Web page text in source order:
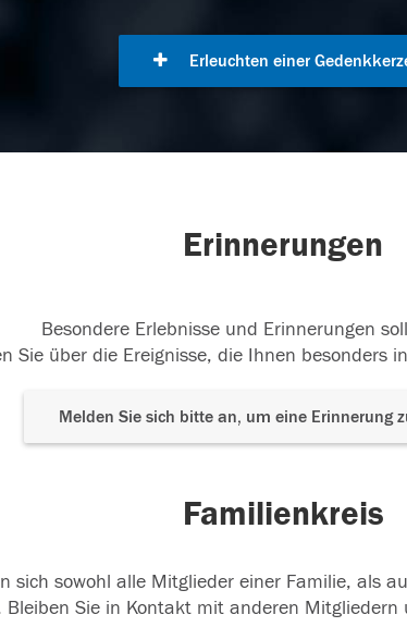
Erleuchten einer
Erinnerungen
Besondere Erlebnisse und Erinnerungen
Sie über die Ereignisse, die Ihnen besonders
Melden Sie sich bitte an, um eine Erinnerung
Familienkreis
sich sowohl alle Mitglieder einer Familie, als
Bleiben Sie in Kontakt mit anderen